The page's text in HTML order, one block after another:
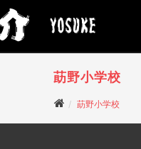
莇野小学校
莇野小学校